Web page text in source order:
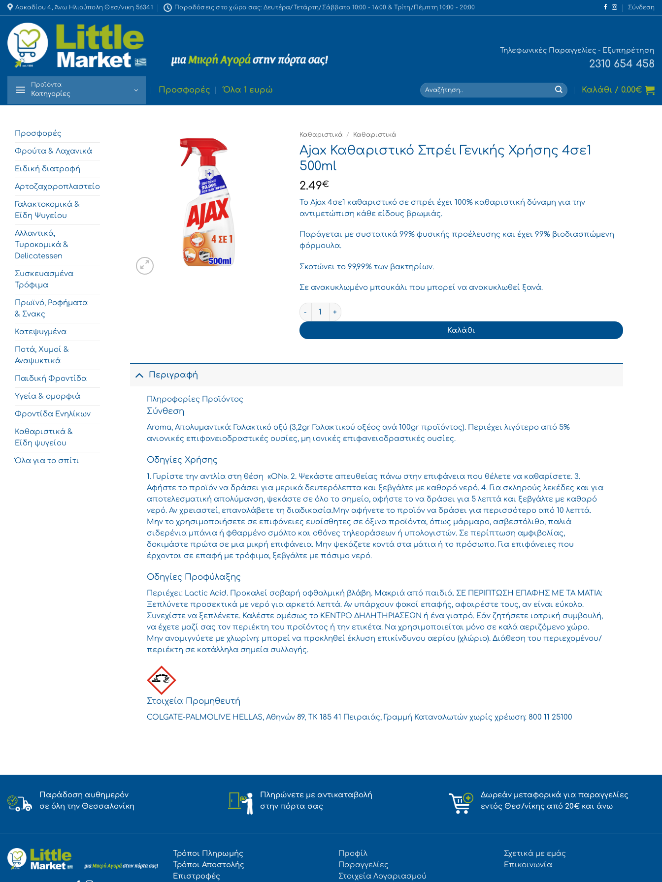
Skip
to
content
Αρκαδίου 4, Άνω Ηλιούπολη Θεσ/νικη 56341 Παραδόσεις στο χώρο σας: Δευτέρα/Τετάρτη/Σάββατο 10:00 - 16:00 & Τρίτη/Πέμπτη 10:00 - 20:00 Σύνδεση
Τηλεφωνικές Παραγγελίες - Εξυπηρέτηση
2310 654 458
Προϊόντα
Κατηγορίες Προσφορές Όλα 1 ευρώ
Αναζήτηση
για:
Καλάθι / 0.00€
Προσφορές
Φρούτα & Λαχανικά
Ειδική διατροφή
Αρτοζαχαροπλαστείο
Γαλακτοκομικά &
Είδη Ψυγείου
Αλλαντικά,
Τυροκομικά &
Delicatessen
Συσκευασμένα
Τρόφιμα
Πρωϊνό, Ροφήματα
& Σνακς
Κατεψυγμένα
Ποτά, Χυμοί &
Αναψυκτικά
Παιδική Φροντίδα
Υγεία & ομορφιά
Φροντίδα Ενηλίκων
Καθαριστικά &
Είδη ψυγείου
Όλα για το σπίτι
Καθαριστικά / Καθαριστικά
Ajax Καθαριστικό Σπρέι Γενικής Χρήσης 4σε1
500ml
2.49€
Το Ajax 4σε1 καθαριστικό σε σπρέι έχει 100% καθαριστική δύναμη για την
αντιμετώπιση κάθε είδους βρωμιάς.
Παράγεται με συστατικά 99% φυσικής προέλευσης και έχει 99% βιοδιασπώμενη
φόρμουλα.
Σκοτώνει το 99,99% των βακτηρίων.
Σε ανακυκλωμένο μπουκάλι που μπορεί να ανακυκλωθεί ξανά.
Ajax Καθαριστικό Σπρέι Γενικής Χρήσης 4σε1 500ml ποσότητα
Καλάθι
Περιγραφή
Πληροφορίες Προϊόντος
Σύνθεση
Aroma, Απολυμαντικά: Γαλακτικό οξύ (3,2gr Γαλακτικού οξέος ανά 100gr προϊόντος). Περιέχει λιγότερο από 5%
ανιονικές επιφανειοδραστικές ουσίες, μη ιονικές επιφανειοδραστικές ουσίες.
Οδηγίες Χρήσης
1. Γυρίστε την αντλία στη θέση «ON». 2. Ψεκάστε απευθείας πάνω στην επιφάνεια που θέλετε να καθαρίσετε. 3.
Αφήστε το προϊόν να δράσει για μερικά δευτερόλεπτα και ξεβγάλτε με καθαρό νερό. 4. Για σκληρούς λεκέδες και για
αποτελεσματική απολύμανση, ψεκάστε σε όλο το σημείο, αφήστε το να δράσει για 5 λεπτά και ξεβγάλτε με καθαρό
νερό. Αν χρειαστεί, επαναλάβετε τη διαδικασία.Μην αφήνετε το προϊόν να δράσει για περισσότερο από 10 λεπτά.
Μην το χρησιμοποιήσετε σε επιφάνειες ευαίσθητες σε όξινα προϊόντα, όπως μάρμαρο, ασβεστόλιθο, παλιά
σιδερένια μπάνια ή φθαρμένο σμάλτο και οθόνες τηλεοράσεων ή υπολογιστών. Σε περίπτωση αμφιβολίας,
δοκιμάστε πρώτα σε μια μικρή επιφάνεια. Μην ψεκάζετε κοντά στα μάτια ή το πρόσωπο. Για επιφάνειες που
έρχονται σε επαφή με τρόφιμα, ξεβγάλτε με πόσιμο νερό.
Οδηγίες Προφύλαξης
Περιέχει: Lactic Acid. Προκαλεί σοβαρή οφθαλμική βλάβη. Μακριά από παιδιά. ΣΕ ΠΕΡΙΠΤΩΣΗ ΕΠΑΦΗΣ ΜΕ ΤΑ ΜΑΤΙΑ:
Ξεπλύνετε προσεκτικά με νερό για αρκετά λεπτά. Αν υπάρχουν φακοί επαφής, αφαιρέστε τους, αν είναι εύκολο.
Συνεχίστε να ξεπλένετε. Καλέστε αμέσως το ΚΕΝΤΡΟ ΔΗΛΗΤΗΡΙΑΣΕΩΝ ή ένα γιατρό. Εάν ζητήσετε ιατρική συμβουλή,
να έχετε μαζί σας τον περιέκτη του προϊόντος ή την ετικέτα. Να χρησιμοποιείται μόνο σε καλά αεριζόμενο χώρο.
Μην αναμιγνύετε με χλωρίνη: μπορεί να προκληθεί έκλυση επικίνδυνου αερίου (χλώριο). Διάθεση του περιεχομένου/
περιέκτη σε κατάλληλα σημεία συλλογής.
Στοιχεία Προμηθευτή
COLGATE-PALMOLIVE HELLAS, Αθηνών 89, ΤΚ 185 41 Πειραιάς, Γραμμή Καταναλωτών χωρίς χρέωση: 800 11 25100
Παράδοση αυθημερόν
σε όλη την Θεσσαλονίκη
Πληρώνετε με αντικαταβολή
στην πόρτα σας
Δωρεάν μεταφορικά για παραγγελίες
εντός Θεσ/νίκης από 20€ και άνω
Τρόποι Πληρωμής
Τρόποι Αποστολής
Επιστροφές
Προφίλ
Παραγγελίες
Στοιχεία Λογαριασμού
Σχετικά με εμάς
Επικοινωνία